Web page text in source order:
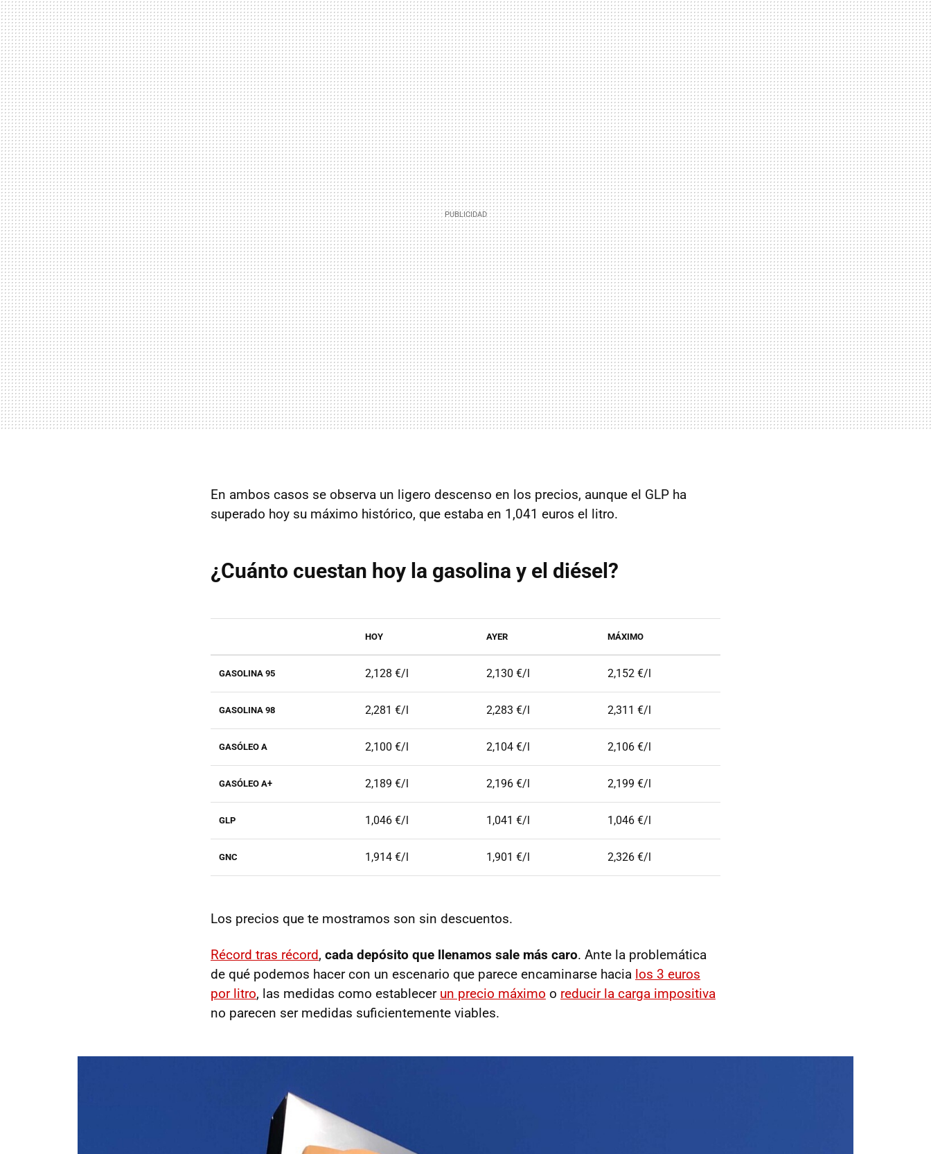
En ambos casos se observa un ligero descenso en los precios, aunque el GLP ha
superado hoy su máximo histórico, que estaba en 1,041 euros el litro.
¿Cuánto cuestan hoy la gasolina y el diésel?
HOY AYER MÁXIMO
GASOLINA 95 2,128 €/l 2,130 €/l 2,152 €/l
GASOLINA 98 2,281 €/l 2,283 €/l 2,311 €/l
GASÓLEO A 2,100 €/l 2,104 €/l 2,106 €/l
GASÓLEO A+ 2,189 €/l 2,196 €/l 2,199 €/l
GLP 1,046 €/l 1,041 €/l 1,046 €/l
GNC 1,914 €/l 1,901 €/l 2,326 €/l
Los precios que te mostramos son sin descuentos.
Récord tras récord, cada depósito que llenamos sale más caro. Ante la problemática
de qué podemos hacer con un escenario que parece encaminarse hacia los 3 euros
por litro, las medidas como establecer un precio máximo o reducir la carga impositiva
no parecen ser medidas suficientemente viables.